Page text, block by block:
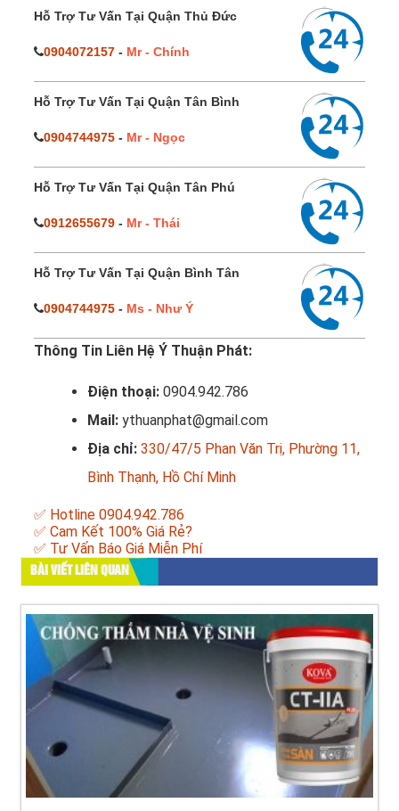
Hỗ Trợ Tư Vấn Tại Quận Thủ Đức
0904072157 - Mr - Chính
Hỗ Trợ Tư Vấn Tại Quận Tân Bình
0904744975 - Mr - Ngọc
Hỗ Trợ Tư Vấn Tại Quận Tân Phú
0912655679 - Mr - Thái
Hỗ Trợ Tư Vấn Tại Quận Bình Tân
0904744975 - Ms - Như Ý
Thông Tin Liên Hệ Ý Thuận Phát:
Điện thoại: 0904.942.786
Mail: ythuanphat@gmail.com
Địa chỉ: 330/47/5 Phan Văn Trị, Phường 11,
Bình Thạnh, Hồ Chí Minh
✅ Hotline 0904.942.786
✅ Cam Kết 100% Giá Rẻ?
✅ Tư Vấn Báo Giá Miễn Phí
BÀI VIẾT LIÊN QUAN